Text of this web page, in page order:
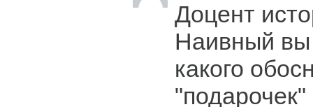
Доцент
Наивный вы
какого
"подарочек"